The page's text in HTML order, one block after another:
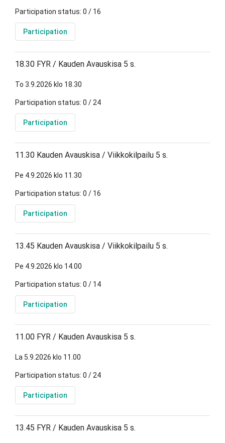
Participation status: 0 / 16
Participation
18.30 FYR / Kauden Avauskisa 5 s.
To 3.9.2026 klo 18.30
Participation status: 0 / 24
Participation
11.30 Kauden Avauskisa / Viikkokilpailu 5 s.
Pe 4.9.2026 klo 11.30
Participation status: 0 / 16
Participation
13.45 Kauden Avauskisa / Viikkokilpailu 5 s.
Pe 4.9.2026 klo 14.00
Participation status: 0 / 14
Participation
11.00 FYR / Kauden Avauskisa 5 s.
La 5.9.2026 klo 11.00
Participation status: 0 / 24
Participation
13.45 FYR / Kauden Avauskisa 5 s.